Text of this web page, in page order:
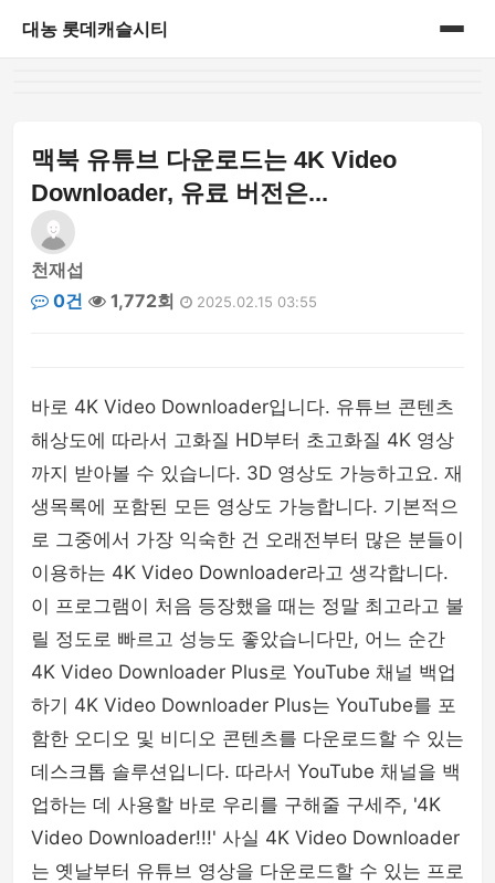
대농 롯데캐슬시티
맥북 유튜브 다운로드는 4K Video
Downloader, 유료 버전은...
천재섭
0건
1,772회 2025.02.15 03:55
바로 4K Video Downloader입니다. 유튜브 콘텐츠
해상도에 따라서 고화질 HD부터 초고화질 4K 영상
까지 받아볼 수 있습니다. 3D 영상도 가능하고요. 재
생목록에 포함된 모든 영상도 가능합니다. 기본적으
로 그중에서 가장 익숙한 건 오래전부터 많은 분들이
이용하는 4K Video Downloader라고 생각합니다.
이 프로그램이 처음 등장했을 때는 정말 최고라고 불
릴 정도로 빠르고 성능도 좋았습니다만, 어느 순간
4K Video Downloader Plus로 YouTube 채널 백업
하기 4K Video Downloader Plus는 YouTube를 포
함한 오디오 및 비디오 콘텐츠를 다운로드할 수 있는
데스크톱 솔루션입니다. 따라서 YouTube 채널을 백
업하는 데 사용할 바로 우리를 구해줄 구세주, '4K
Video Downloader!!!' 사실 4K Video Downloader
는 옛날부터 유튜브 영상을 다운로드할 수 있는 프로